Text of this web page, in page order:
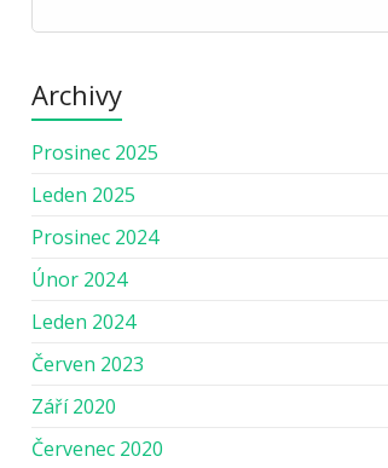
Archivy
Prosinec 2025
Leden 2025
Prosinec 2024
Únor 2024
Leden 2024
Červen 2023
Září 2020
Červenec 2020